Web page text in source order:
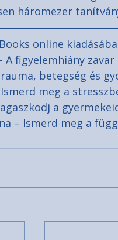
háromezer
online
A figyelemhiány
betegség és
meg a
a
– Ismerd meg a